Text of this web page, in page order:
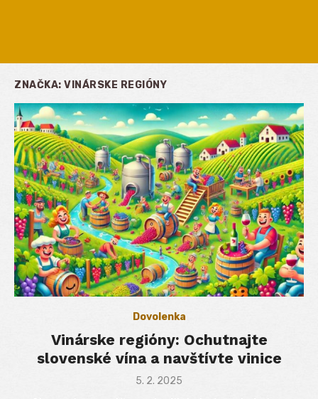
ZNAČKA: VINÁRSKE REGIÓNY
Dovolenka
Vinárske regióny: Ochutnajte
slovenské vína a navštívte vinice
Posted
5. 2. 2025